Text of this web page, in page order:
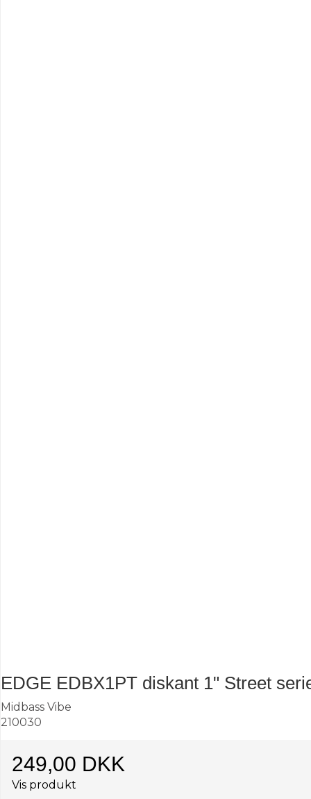
EDGE EDBX1PT diskant 1" Street
Midbass Vibe
210030
249,00 DKK
Vis produkt